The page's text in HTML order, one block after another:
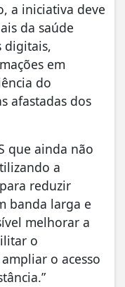
a iniciativa deve
da saúde
digitais,
em
do
afastadas dos
que ainda não
a
reduzir
banda larga e
melhorar a
o
o acesso